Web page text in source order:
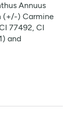
Annuus
(+/-) Carmine
77492, CI
and